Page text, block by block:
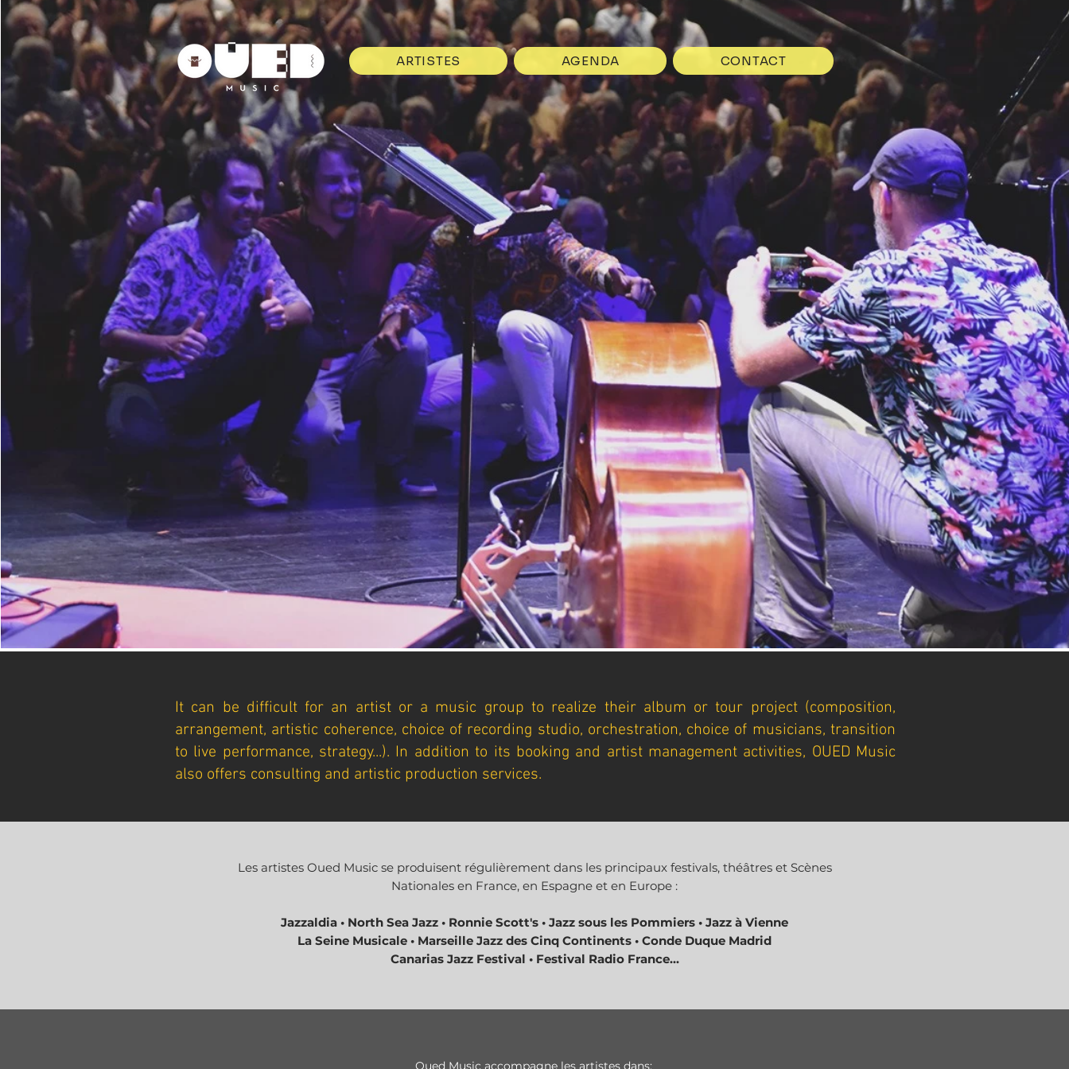
ARTISTES AGENDA CONTACT
It can be difficult for an artist or a music group to realize their album or tour project (composition,
arrangement, artistic coherence, choice of recording studio, orchestration, choice of musicians, transition
to live performance, strategy...). In addition to its booking and artist management activities, OUED Music
also offers consulting and artistic production services.
Les artistes Oued Music se produisent régulièrement dans les principaux festivals, théâtres et Scènes
Nationales en France, en Espagne et en Europe :
Jazzaldia • North Sea Jazz • Ronnie Scott's • Jazz sous les Pommiers • Jazz à Vienne
La Seine Musicale • Marseille Jazz des Cinq Continents • Conde Duque Madrid
Canarias Jazz Festival • Festival Radio France...
Oued Music accompagne les artistes dans: